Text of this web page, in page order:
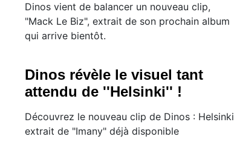
Dinos vient de balancer un nouveau clip,
"Mack Le Biz", extrait de son prochain album
qui arrive bientôt.
Dinos révèle le visuel tant
attendu de ''Helsinki'' !
Découvrez le nouveau clip de Dinos : Helsinki
extrait de "Imany" déjà disponible